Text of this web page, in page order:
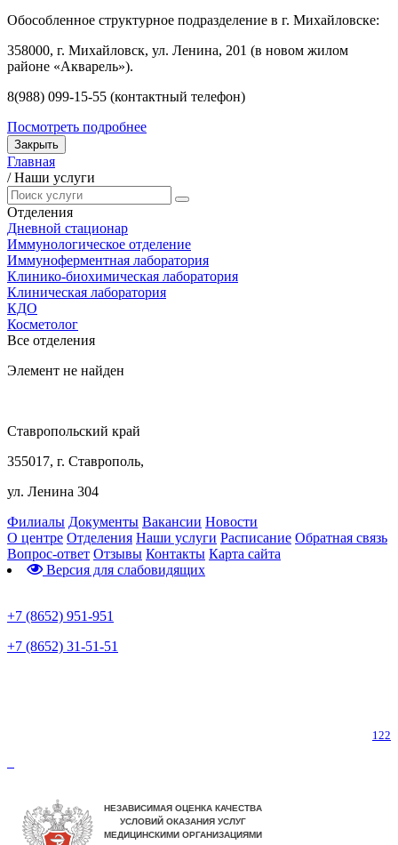
Обособленное структурное подразделение в г. Михайловске:
358000, г. Михайловск, ул. Ленина, 201 (в новом жилом
районе «Акварель»).
8(988) 099-15-55 (контактный телефон)
Посмотреть подробнее
Закрыть
Главная
/ Наши услуги
Отделения
Дневной стационар
Иммунологическое отделение
Иммуноферментная лаборатория
Клинико-биохимическая лаборатория
Клиническая лаборатория
КДО
Косметолог
Все отделения
Элемент не найден
Ставропольский край
355017, г. Ставрополь,
ул. Ленина 304
Филиалы Документы Вакансии Новости
О центре Отделения Наши услуги Расписание Обратная связь
Вопрос-ответ Отзывы Контакты Карта сайта
Версия для слабовидящих
+7 (8652) 951-951
+7 (8652) 31-51-51
122